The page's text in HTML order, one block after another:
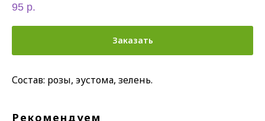
95 р.
Заказать
Состав: розы, эустома, зелень.
Рекомендуем